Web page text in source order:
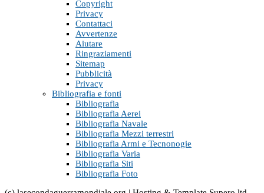
Copyright
Privacy
Contattaci
Avvertenze
Aiutare
Ringraziamenti
Sitemap
Pubblicità
Privacy
Bibliografia e fonti
Bibliografia
Bibliografia Aerei
Bibliografia Navale
Bibliografia Mezzi terrestri
Bibliografia Armi e Tecnonogie
Bibliografia Varia
Bibliografia Siti
Bibliografia Foto